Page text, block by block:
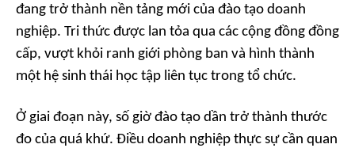
đang trở thành nền tảng mới của đào tạo doanh
nghiệp. Tri thức được lan tỏa qua các cộng đồng đồng
cấp, vượt khỏi ranh giới phòng ban và hình thành
một hệ sinh thái học tập liên tục trong tổ chức.
Ở giai đoạn này, số giờ đào tạo dần trở thành thước
đo của quá khứ. Điều doanh nghiệp thực sự cần quan